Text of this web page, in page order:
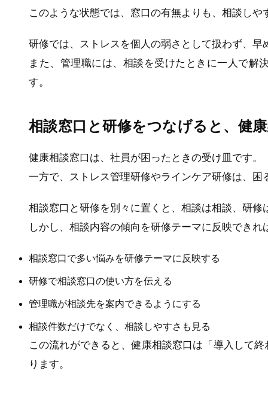
このような状態では、窓口の有無よりも、相談し
研修では、ストレスを個人の弱さとして扱わず、
また、管理職には、相談を受けたときに一人で解
す。
相談窓口と研修をつなげると、健
健康相談窓口は、社員が困ったときの受け皿です。
一方で、ストレス管理研修やラインケア研修は、
相談窓口と研修を別々に置くと、相談は相談、研修
しかし、相談内容の傾向を研修テーマに反映でき
相談窓口で多い悩みを研修テーマに反映する
研修で相談窓口の使い方を伝える
管理職が相談先を案内できるようにする
相談件数だけでなく、相談しやすさも見る
この流れができると、健康相談窓口は「導入して
ります。